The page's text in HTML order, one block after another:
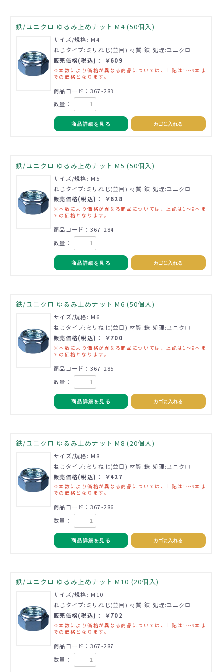
鉄/ユニクロ ゆるみ止めナット M4 (50個入)
サイズ/規格: M4
ねじタイプ:ミリねじ(並目) 材質:鉄 処理:ユニクロ
販売価格(税込)： ￥609
※本数により価格が異なる商品については、上記は1～9本ま
での価格となります。
商品コード：367-283
数量：
商品詳細を見る カゴに入れる
鉄/ユニクロ ゆるみ止めナット M5 (50個入)
サイズ/規格: M5
ねじタイプ:ミリねじ(並目) 材質:鉄 処理:ユニクロ
販売価格(税込)： ￥628
※本数により価格が異なる商品については、上記は1～9本ま
での価格となります。
商品コード：367-284
数量：
商品詳細を見る カゴに入れる
鉄/ユニクロ ゆるみ止めナット M6 (50個入)
サイズ/規格: M6
ねじタイプ:ミリねじ(並目) 材質:鉄 処理:ユニクロ
販売価格(税込)： ￥700
※本数により価格が異なる商品については、上記は1～9本ま
での価格となります。
商品コード：367-285
数量：
商品詳細を見る カゴに入れる
鉄/ユニクロ ゆるみ止めナット M8 (20個入)
サイズ/規格: M8
ねじタイプ:ミリねじ(並目) 材質:鉄 処理:ユニクロ
販売価格(税込)： ￥427
※本数により価格が異なる商品については、上記は1～9本ま
での価格となります。
商品コード：367-286
数量：
商品詳細を見る カゴに入れる
鉄/ユニクロ ゆるみ止めナット M10 (20個入)
サイズ/規格: M10
ねじタイプ:ミリねじ(並目) 材質:鉄 処理:ユニクロ
販売価格(税込)： ￥702
※本数により価格が異なる商品については、上記は1～9本ま
での価格となります。
商品コード：367-287
数量：